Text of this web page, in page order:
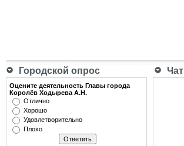
Городской опрос Чат
Оцените деятельность Главы города
Королёв Ходырева А.Н.
Отлично
Хорошо
Удовлетворительно
Плохо